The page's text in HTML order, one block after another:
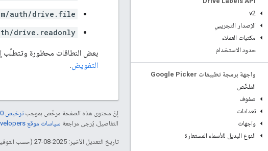
v2
الإصدار التجريبي
مكتبات العملاء
حدود الاستخدام
واجهة برمجة تطبيقات Google Picker
الملخّص
صفوف
تعدادات
واجهات
النوع البديل للأسماء المستعارة
auth/drive.file
drive.readonly
بعض النطاقات محظورة وتتطلّب
التفويض.
إنّ محتوى هذه الصفحة مرخّص بموجبترخيص Creative Commons Attribution 4.0‏
التفاصيل، يُرجى مراجعة سياسات موقع Google Developers‏
تاريخ التعديل الأخير: 2025-08-27 (حسب التوقيت العالمي المتفَّق عليه)